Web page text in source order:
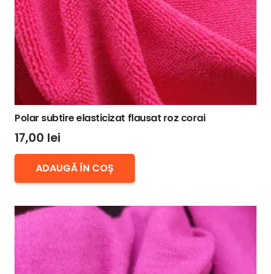
Polar subtire elasticizat flausat roz corai
17,00 lei
ADAUGĂ ÎN COȘ